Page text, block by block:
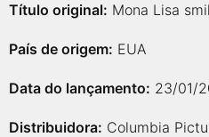
Título original: Mona Lisa
País de origem: EUA
Data do lançamento: 23/01/
Distribuidora: Columbia